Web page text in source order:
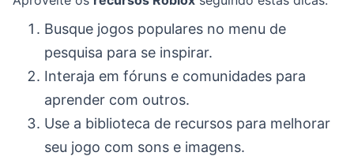
Busque jogos populares no menu de
pesquisa para se inspirar.
Interaja em fóruns e comunidades para
aprender com outros.
Use a biblioteca de recursos para melhorar
seu jogo com sons e imagens.